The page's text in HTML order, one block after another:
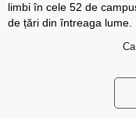
limbi în cele 52 de
de țări din întreaga lume.